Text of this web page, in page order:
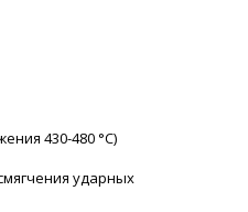
430-480 °С)
ударных